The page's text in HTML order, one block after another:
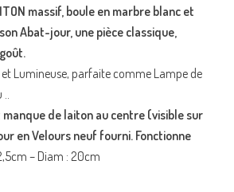
massif, boule en marbre blanc et
Abat-jour, une pièce classique,
Lumineuse, parfaite comme Lampe de
..
de laiton au centre (visible sur
en Velours neuf fourni. Fonctionne
– Diam : 20cm